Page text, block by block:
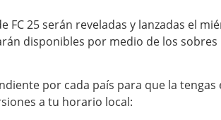
FC 25 serán reveladas y lanzadas el
disponibles por medio de los
por cada país para que la
a tu horario local: